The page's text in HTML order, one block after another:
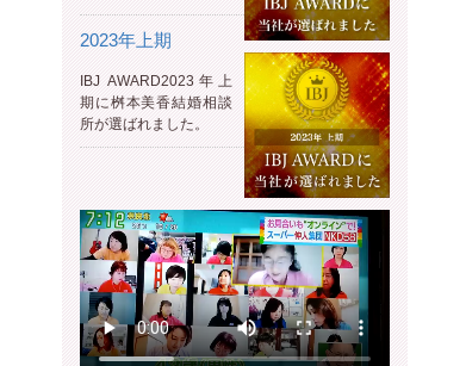
2023年上期
IBJ AWARD2023年上
期に桝本美香結婚相談
所が選ばれました。